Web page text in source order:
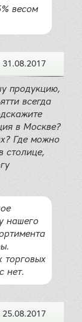
весом
31.08.2017
продукцию,
всегда
в Москве?
Где можно
столице,
нашего
торговых
нет.
25.08.2017